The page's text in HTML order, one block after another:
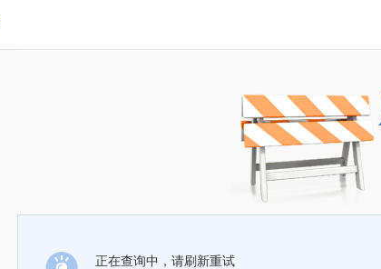
正在查询中，请刷新重试